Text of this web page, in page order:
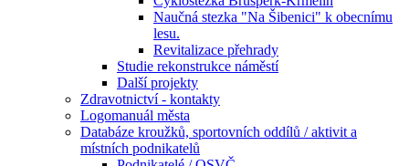
Naučná stezka "Na Šibenici" k obecnímu
lesu.
Revitalizace přehrady
Studie rekonstrukce náměstí
Další projekty
Zdravotnictví - kontakty
Logomanuál města
Databáze kroužků, sportovních oddílů / aktivit a
místních podnikatelů